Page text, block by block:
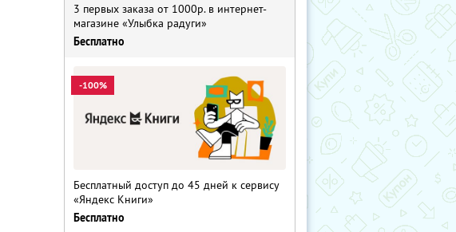
3 первых заказа от 1000р. в интернет-
магазине «Улыбка радуги»
Бесплатно
-100%
Бесплатный доступ до 45 дней к сервису
«Яндекс Книги»
Бесплатно